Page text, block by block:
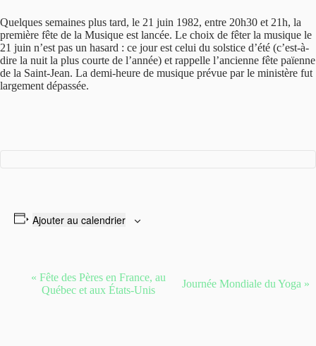
Quelques semaines plus tard, le 21 juin 1982, entre 20h30 et 21h, la
première fête de la Musique est lancée. Le choix de fêter la musique le
21 juin n’est pas un hasard : ce jour est celui du solstice d’été (c’est-à-
dire la nuit la plus courte de l’année) et rappelle l’ancienne fête païenne
de la Saint-Jean. La demi-heure de musique prévue par le ministère fut
largement dépassée.
Ajouter au calendrier
« Fête des Pères en France, au
Québec et aux États-Unis
Journée Mondiale du Yoga »